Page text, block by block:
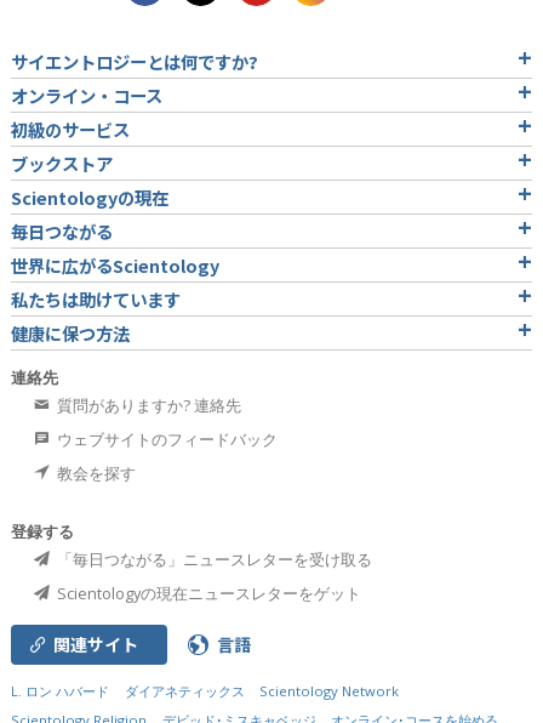
サイエントロジーとは何ですか?
オンライン・コース
初級のサービス
ブックストア
Scientologyの現在
毎日つながる
世界に広がるScientology
私たちは助けています
健康に保つ方法
連絡先
質問がありますか? 連絡先
ウェブサイトのフィードバック
教会を探す
登録する
「毎日つながる」ニュースレターを受け取る
Scientologyの現在ニュースレターをゲット
関連サイト 言語
L. ロン ハバード ダイアネティックス
Scientology Network